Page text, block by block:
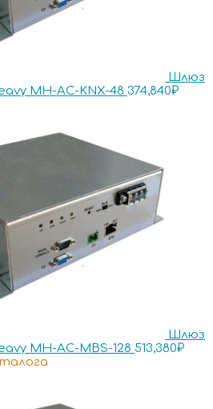
Шлюз
MH-AC-KNX-48 374,840₽
Шлюз
MH-AC-MBS-128 513,380₽